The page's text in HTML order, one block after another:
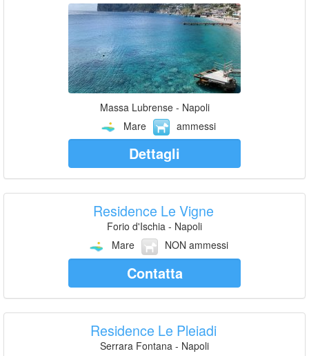
Massa Lubrense - Napoli
Mare
ammessi
Dettagli
Residence Le Vigne
Forio d'Ischia - Napoli
Mare
NON ammessi
Contatta
Residence Le Pleiadi
Serrara Fontana - Napoli